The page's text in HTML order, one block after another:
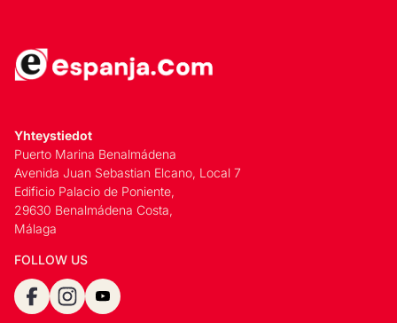
Yhteystiedot
Puerto Marina Benalmádena
Avenida Juan Sebastian Elcano, Local 7
Edificio Palacio de Poniente,
29630 Benalmádena Costa,
Málaga
FOLLOW US